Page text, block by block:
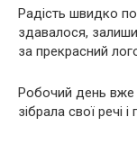
Радість швидко
здавалося,
за прекрасний
Робочий день вже
зібрала свої речі